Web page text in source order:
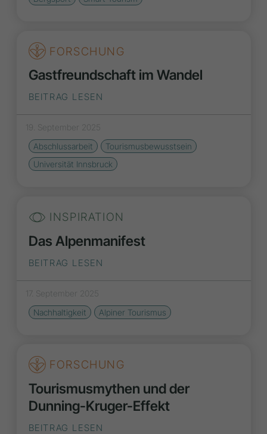
FORSCHUNG
Gastfreundschaft im Wandel
BEITRAG LESEN
19. September 2025
Abschlussarbeit
Tourismusbewusstsein
Universität Innsbruck
INSPIRATION
Das Alpenmanifest
BEITRAG LESEN
17. September 2025
Nachhaltigkeit
Alpiner Tourismus
FORSCHUNG
Tourismusmythen und der
Dunning-Kruger-Effekt
BEITRAG LESEN